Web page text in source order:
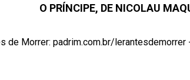
O PRÍNCIPE, DE NICOLAU
de Morrer: padrim.com.br/